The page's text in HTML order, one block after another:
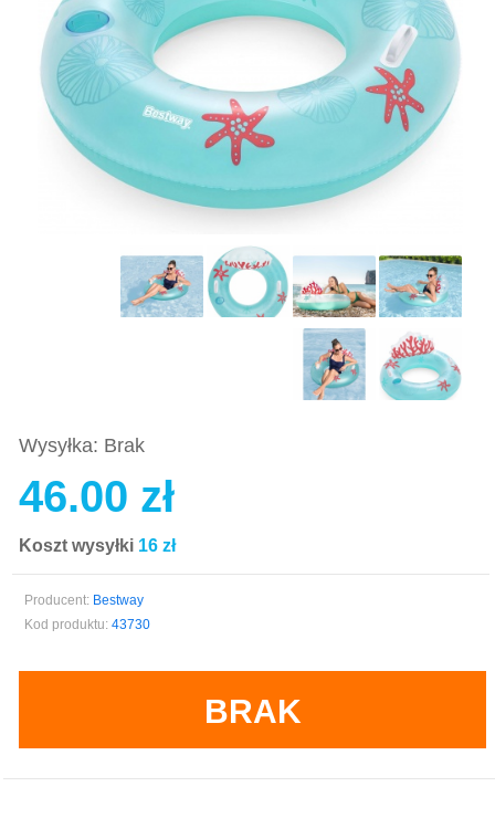
Wysyłka: Brak
BRAK
46.00 zł
Koszt wysyłki 16 zł
Producent: Bestway
Kod produktu: 43730